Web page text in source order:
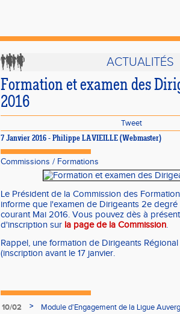
ACTUALITÉS
Formation et examen des
2016
Tweet
7 Janvier 2016 - Philippe LAVIEILLE (Webmaster)
Commissions / Formations
Le Président de la Commission des
informe que l'examen de Dirigeants 2e
courant Mai 2016. Vous pouvez dès à
d'inscription sur la page de la Commission.
Rappel, une formation de Dirigeants
(inscription avant le 17 janvier.
10/02 >
Module d'Engagement de la Ligue